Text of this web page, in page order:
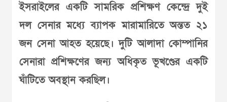
ইসরাইলের একটি সামরিক প্রশিক্ষণ কেন্দ্রে দুই
দল সেনার মধ্যে ব্যাপক মারামারিতে অন্তত ২১
জন সেনা আহত হয়েছে। দুটি আলাদা কোম্পানির
সেনারা প্রশিক্ষণের জন্য অধিকৃত ভূখণ্ডের একটি
ঘাঁটিতে অবস্থান করছিল।